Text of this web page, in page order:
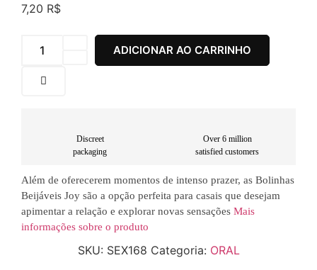
7,20 R$
ADICIONAR AO CARRINHO
Discreet
packaging
Over 6 million
satisfied customers
Além de oferecerem momentos de intenso prazer, as Bolinhas
Beijáveis Joy são a opção perfeita para casais que desejam
apimentar a relação e explorar novas sensações Mais
informações sobre o produto
SKU: SEX168 Categoria: ORAL